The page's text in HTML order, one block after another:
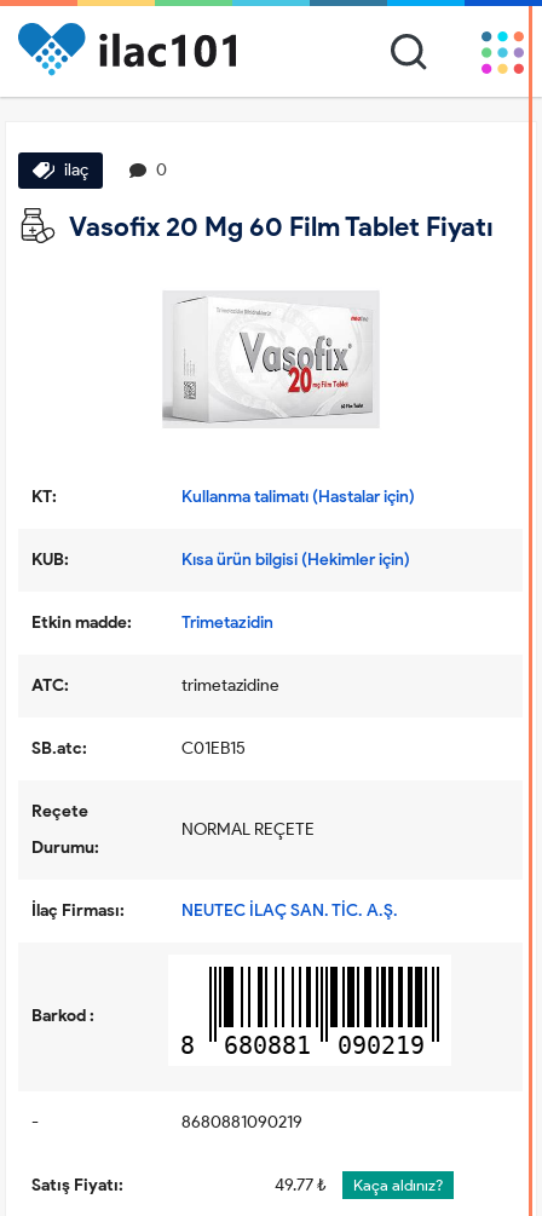
ilaç 0
Vasofix 20 Mg 60 Film Tablet Fiyatı
KT: Kullanma talimatı (Hastalar için)
KUB: Kısa ürün bilgisi (Hekimler için)
Etkin madde: Trimetazidin
ATC: trimetazidine
SB.atc: C01EB15
Reçete
Durumu:
NORMAL REÇETE
İlaç Firması: NEUTEC İLAÇ SAN. TİC. A.Ş.
Barkod :
8 680881 090219
- 8680881090219
Satış Fiyatı: 49.77 ₺ Kaça aldınız?